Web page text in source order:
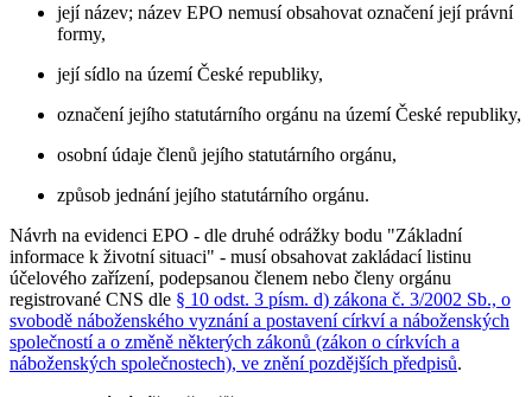
její název; název EPO nemusí obsahovat označení její právní
formy,
její sídlo na území České republiky,
označení jejího statutárního orgánu na území České republiky,
osobní údaje členů jejího statutárního orgánu,
způsob jednání jejího statutárního orgánu.
Návrh na evidenci EPO - dle druhé odrážky bodu "Základní
informace k životní situaci" - musí obsahovat zakládací listinu
účelového zařízení, podepsanou členem nebo členy orgánu
registrované CNS dle § 10 odst. 3 písm. d) zákona č. 3/2002 Sb., o
svobodě náboženského vyznání a postavení církví a náboženských
společností a o změně některých zákonů (zákon o církvích a
náboženských společnostech), ve znění pozdějších předpisů.